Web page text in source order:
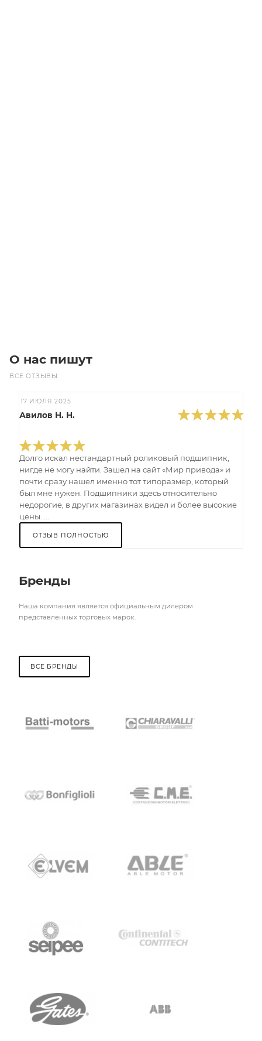
О нас пишут
ВСЕ ОТЗЫВЫ
17 ИЮЛЯ 2025
Авилов Н. Н.
Долго искал нестандартный роликовый подшипник,
нигде не могу найти. Зашел на сайт «Мир привода» и
почти сразу нашел именно тот типоразмер, который
был мне нужен. Подшипники здесь относительно
недорогие, в других магазинах видел и более высокие
цены. ...
ОТЗЫВ ПОЛНОСТЬЮ
Бренды
Наша компания является официальным дилером
представленных торговых марок.
ВСЕ БРЕНДЫ